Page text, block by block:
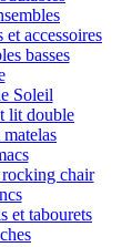
et accessoires
basses
Soleil
lit double
chair
et tabourets